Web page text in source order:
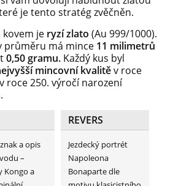
je tento stratég zvěčněn.
je ryzí zlato (Au 999/1000).
průměru má mince 11 milimetrů
0,50 gramu. Každý kus byl
mincovní kvalitěv roce
roce 250. výročí narození
REVERS
a opis
–
Kongo a
Jezdecký portrét
Napoleona
Bonaparte dle